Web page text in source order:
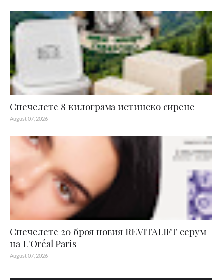
Спечелете 8 килограма истинско сирене
August 07, 2026
Спечелете 20 броя новия REVITALIFT серум
на L'Oréal Paris
August 07, 2026